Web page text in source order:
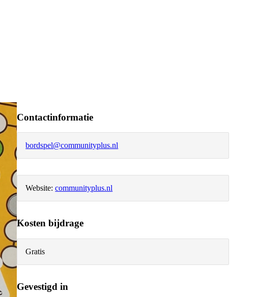
Contactinformatie
bordspel@communityplus.nl
Website: communityplus.nl
Kosten bijdrage
Gratis
Gevestigd in